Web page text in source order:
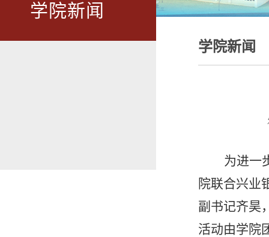
学院新闻
学院新闻
为进一
院联合兴业
副书记齐昊
活动由学院